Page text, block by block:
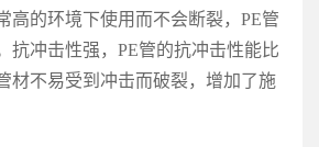
高的环境下使用而不会断裂，PE管
抗冲击性强，PE管的抗冲击性能比
材不易受到冲击而破裂，增加了施